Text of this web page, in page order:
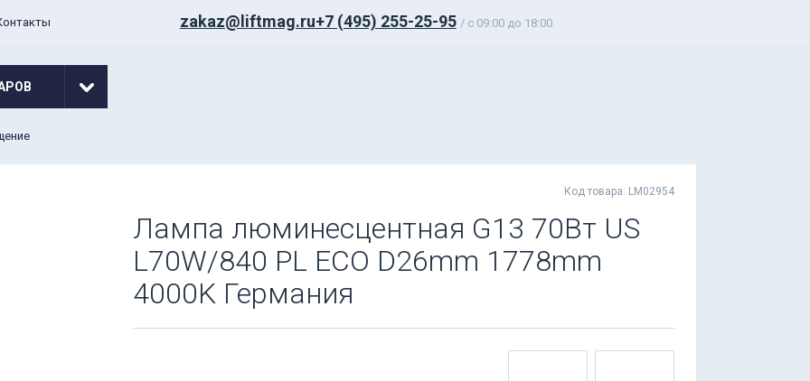
zakaz@liftmag.ru+7 (495) 255-25-95 / c 09:00 до 18:00
Код товара: LM02954
Лампа люминесцентная G13 70Вт US
L70W/840 PL ECO D26mm 1778mm
4000K Германия